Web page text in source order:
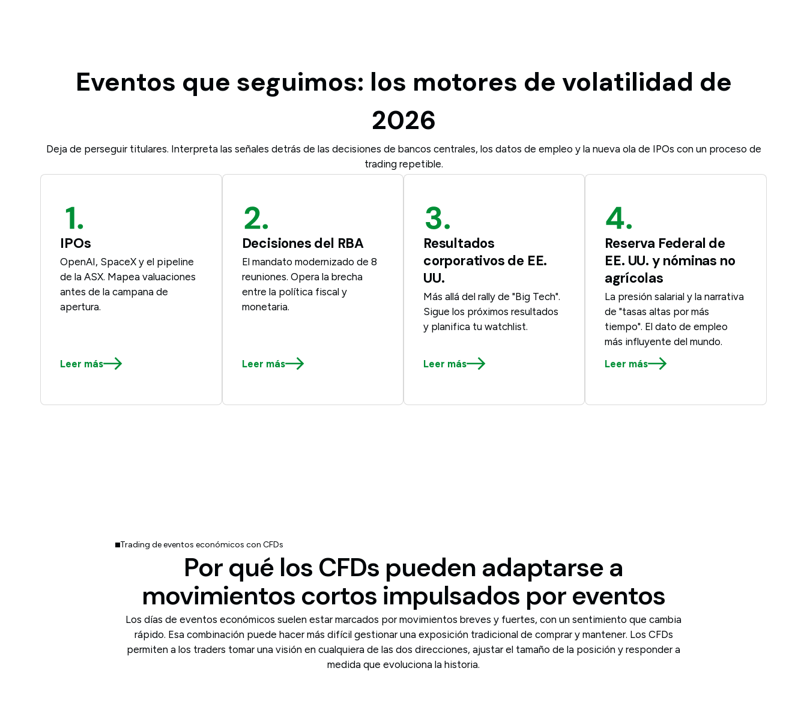
Eventos que seguimos: los motores de volatilidad de
2026
Deja de perseguir titulares. Interpreta las señales detrás de las decisiones de bancos centrales, los datos de empleo y la nueva ola de IPOs con un proceso de
trading repetible.
IPOs
OpenAI, SpaceX y el pipeline
de la ASX. Mapea valuaciones
antes de la campana de
apertura.
Leer más
Decisiones del RBA
El mandato modernizado de 8
reuniones. Opera la brecha
entre la política fiscal y
monetaria.
Leer más
Resultados
corporativos de EE.
UU.
Más allá del rally de "Big Tech".
Sigue los próximos resultados
y planifica tu watchlist.
Leer más
Reserva Federal de
EE. UU. y nóminas no
agrícolas
La presión salarial y la narrativa
de "tasas altas por más
tiempo". El dato de empleo
más influyente del mundo.
Leer más
Trading de eventos económicos con CFDs
Por qué los CFDs pueden adaptarse a
movimientos cortos impulsados por eventos
Los días de eventos económicos suelen estar marcados por movimientos breves y fuertes, con un sentimiento que cambia
rápido. Esa combinación puede hacer más difícil gestionar una exposición tradicional de comprar y mantener. Los CFDs
permiten a los traders tomar una visión en cualquiera de las dos direcciones, ajustar el tamaño de la posición y responder a
medida que evoluciona la historia.